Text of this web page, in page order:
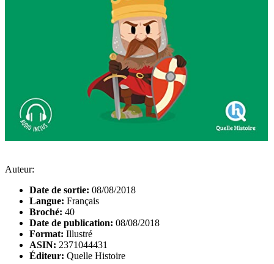
Auteur:
Date de sortie: 08/08/2018
Langue: Français
Broché: 40
Date de publication: 08/08/2018
Format: Illustré
ASIN: 2371044431
Éditeur: Quelle Histoire